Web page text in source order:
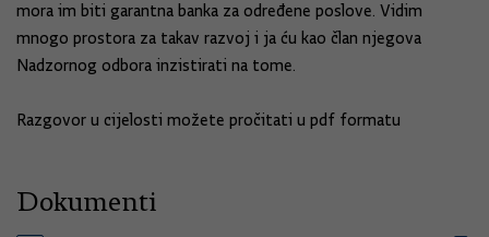
mora im biti garantna banka za određene poslove. Vidim
mnogo prostora za takav razvoj i ja ću kao član njegova
Nadzornog odbora inzistirati na tome.
Razgovor u cijelosti možete pročitati u pdf formatu
Dokumenti